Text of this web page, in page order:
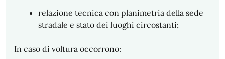
relazione tecnica con planimetria della sede
stradale e stato dei luoghi circostanti;
In caso di voltura occorrono: